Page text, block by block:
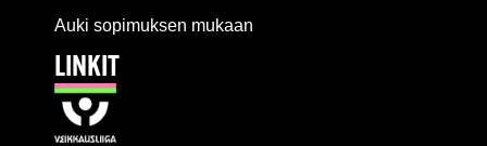
Auki sopimuksen mukaan
LINKIT